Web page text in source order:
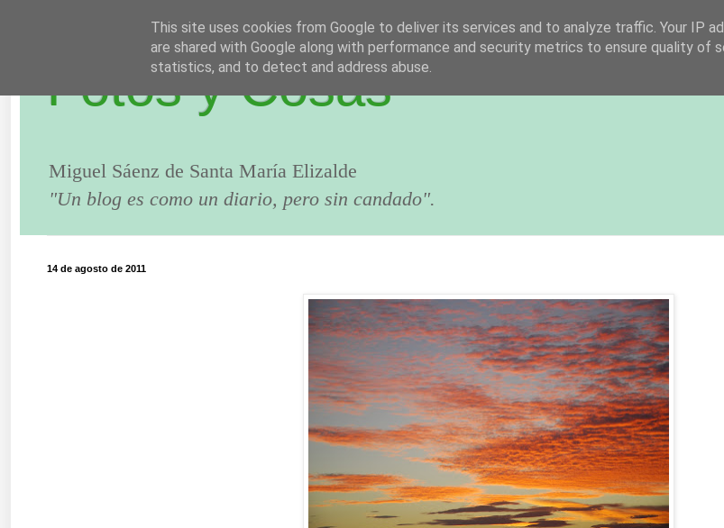
Fotos y Cosas
Miguel Sáenz de Santa María Elizalde
"Un blog es como un diario, pero sin candado".
14 de agosto de 2011
This site uses cookies from Google to deliver its services and to analyze traffic. Your IP
are shared with Google along with performance and security metrics to ensure quality of
statistics, and to detect and address abuse.